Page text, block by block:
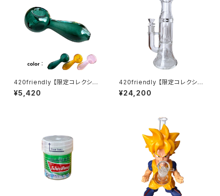
420friendly 【限定コレクショ
ン】EG ESSENTIALS スプーン
型 ガラスパイプ
¥5,420
420friendly 【限定コレクショ
ン】EG Glass - Double Perc
Glass Bong / ガラスボング (2
¥24,200